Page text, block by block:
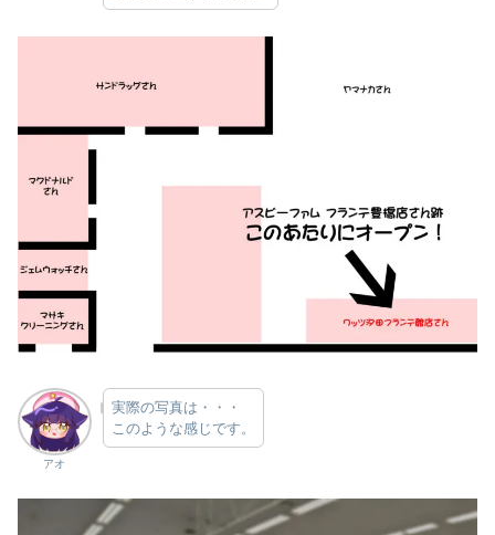
アオ
実際の写真は・・・
このような感じです。